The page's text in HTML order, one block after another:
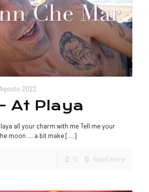
2022
At Playa
all your charm with me Tell me your
moon … a bit make[…]
0 Read more